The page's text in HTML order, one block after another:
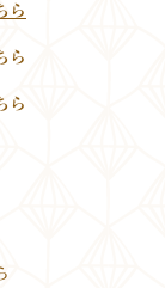
ら
ら
ら